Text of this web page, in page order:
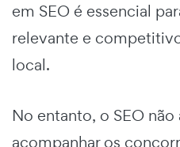
em SEO é essencial
relevante e
local.
No entanto, o SEO
acompanhar os